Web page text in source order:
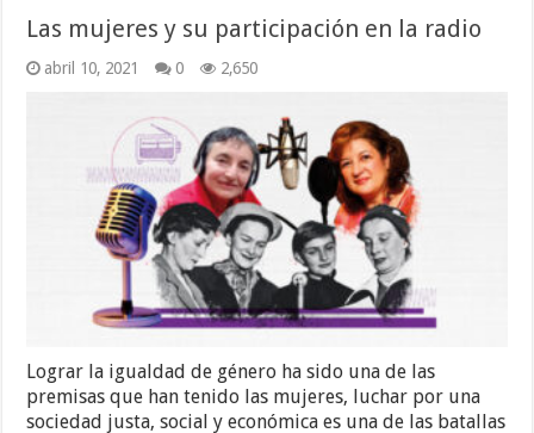
Las mujeres y su participación en la radio
abril 10, 2021 0 2,650
Lograr la igualdad de género ha sido una de las
premisas que han tenido las mujeres, luchar por una
sociedad justa, social y económica es una de las batallas